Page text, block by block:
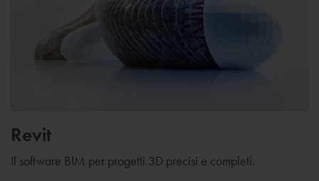
Revit
Il software BIM per progetti 3D precisi e completi.